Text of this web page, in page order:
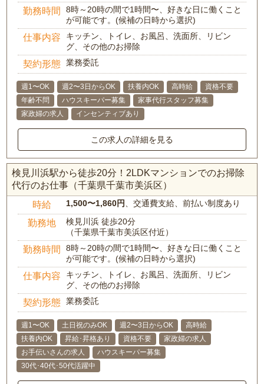
勤務時間
8時～20時の間で1時間〜、好きな日に働くこと
が可能です。(候補の日時から選択)
仕事内容
キッチン、トイレ、お風呂、洗面所、リビン
グ、その他のお掃除
契約形態 業務委託
週1〜OK 週2〜3日からOK 扶養内OK 高時給
資格不要
年齢不問
ハウスキーパー募集
家事代行スタッフ募集
家政婦の求人
インセンティブあり
この求人の詳細を見る
検見川浜駅から徒歩20分！2LDKマンションでのお掃除
代行のお仕事（千葉県千葉市美浜区）
時給 1,500〜1,860円 、交通費支給、前払い制度あり
勤務地
検見川浜 徒歩20分
（千葉県千葉市美浜区付近）
勤務時間
8時～20時の間で1時間〜、好きな日に働くこと
が可能です。(候補の日時から選択)
仕事内容
キッチン、トイレ、お風呂、洗面所、リビン
グ、その他のお掃除
契約形態 業務委託
週1〜OK 土日祝のみOK 週2〜3日からOK
高時給
扶養内OK
昇給･昇格あり 資格不要
家政婦の求人
お手伝いさんの求人
ハウスキーパー募集
30代･40代･50代活躍中